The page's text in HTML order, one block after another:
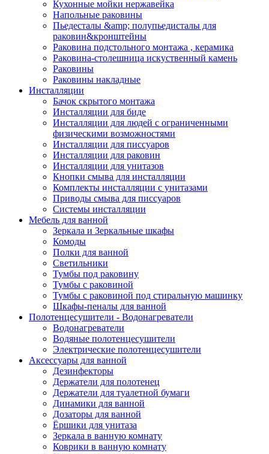
Кухонные мойки нержавейка
Напольные раковины
Пьедесталы &amp; полупьедисталы для
раковин&кронштейны
Раковина подстольного монтажа , керамика
Раковина-столешница искуственный камень
Раковины
Раковины накладные
Инсталляции
Бачок скрытого монтажа
Инсталляции для биде
Инсталляции для людей с ограниченными
физическими возможностями
Инсталляции для писсуаров
Инсталляции для раковин
Инсталляции для унитазов
Кнопки смыва для инсталляции
Комплекты инсталляции с унитазами
Приводы смыва для писсуаров
Системы инсталляции
Мебель для ванной
Зеркала и Зеркальные шкафы
Комоды
Полки для ванной
Светильники
Тумбы под раковину
Тумбы с раковиной
Тумбы с раковиной под стиральную машинку
Шкафы-пеналы для ванной
Полотенцесушители - Водонагреватели
Водонагреватели
Водяные полотенцесушители
Электрические полотенцесушители
Аксессуары для ванной
Дезинфекторы
Держатели для полотенец
Держатели для туалетной бумаги
Динамики для ванной
Дозаторы для ванной
Ёршики для унитаза
Зеркала в ванную комнату
Коврики в ванную комнату